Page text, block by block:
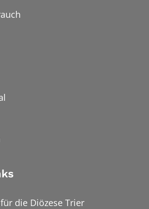
die Diözese Trier